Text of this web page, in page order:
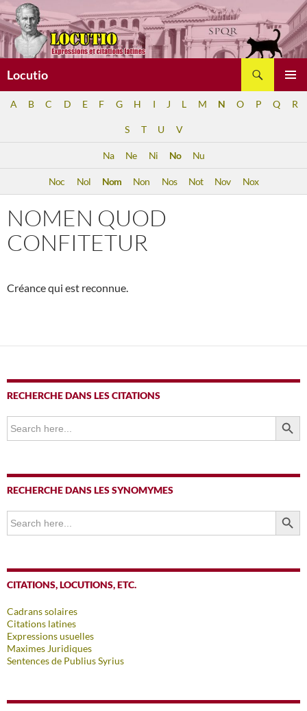
Aller
au
contenu
Locutio
A B C D E F G H I J L M N O P Q R
S T U V
Na Ne Ni No Nu
Noc Nol Nom Non Nos Not Nov Nox
NOMEN QUOD
CONFITETUR
Créance qui est reconnue.
RECHERCHE DANS LES CITATIONS
Search
for:
SEARCH
RECHERCHE DANS LES SYNOMYMES
Search
for:
SEARCH
CITATIONS, LOCUTIONS, ETC.
Cadrans solaires
Citations latines
Expressions usuelles
Maximes Juridiques
Sentences de Publius Syrius